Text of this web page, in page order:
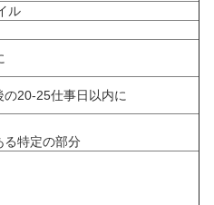
ル
20-25仕事日以内に
る特定の部分